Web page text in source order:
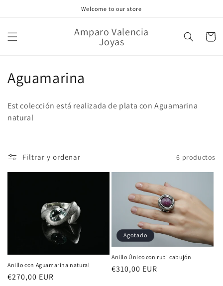
Welcome to our store
Amparo Valencia
Joyas Carrito
C
l
c
c
:
Aguamarina
Est colección está realizada de plata con Aguamarina
natural
Filtrar y ordenar 6 productos
Anillo con Aguamarina natural
Precio
€270,00 EUR
Agotado
Anillo Único con rubi cabujón
Precio
€310,00 EUR